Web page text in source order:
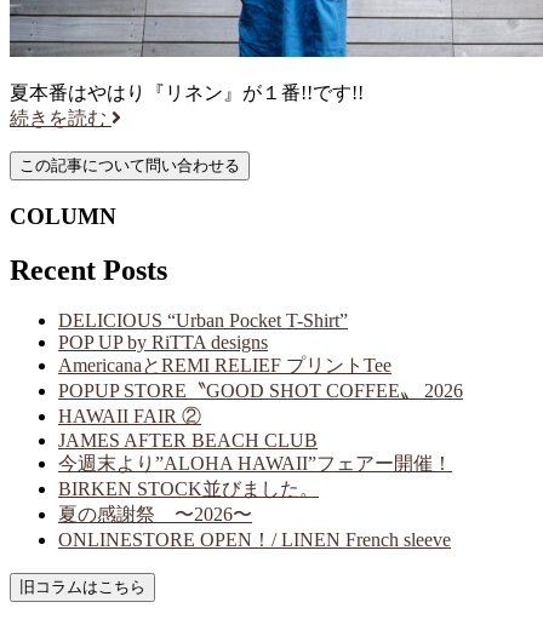
夏本番はやはり『リネン』が１番!!です!!
続きを読む
COLUMN
Recent Posts
DELICIOUS “Urban Pocket T-Shirt”
POP UP by RiTTA designs
AmericanaとREMI RELIEF プリントTee
POPUP STORE〝GOOD SHOT COFFEE〟 2026
HAWAII FAIR ②
JAMES AFTER BEACH CLUB
今週末より”ALOHA HAWAII”フェアー開催！
BIRKEN STOCK並びました。
夏の感謝祭 〜2026〜
ONLINESTORE OPEN！/ LINEN French sleeve